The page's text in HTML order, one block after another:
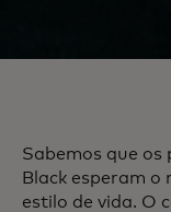
Sabemos que
Black esperam o
estilo de vida. O